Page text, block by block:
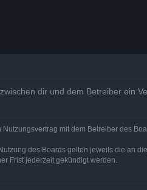
dir und dem Betreiber ein
mit dem Betreiber des
des Boards gelten jeweils die an
Frist jederzeit gekündigt werden.